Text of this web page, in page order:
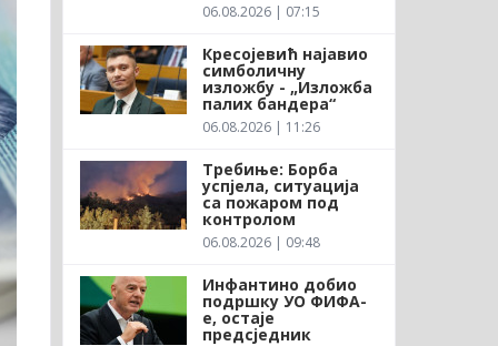
06.08.2026 | 07:15
Кресојевић најавио
симболичну
изложбу - „Изложба
палих бандера“
06.08.2026 | 11:26
Требиње: Борба
успјела, ситуација
са пожаром под
контролом
06.08.2026 | 09:48
Инфантино добио
подршку УО ФИФА-
е, остаје
предсједник